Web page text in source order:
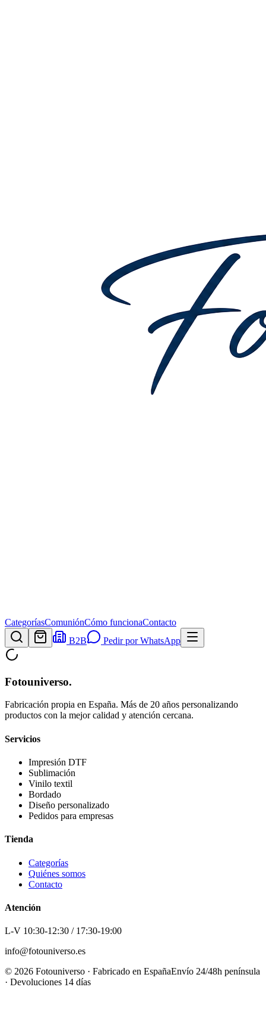
CategoríasComuniónCómo funcionaContacto
B2B
Pedir por WhatsApp
Fotouniverso.
Fabricación propia en España. Más de 20 años personalizando
productos con la mejor calidad y atención cercana.
Servicios
Impresión DTF
Sublimación
Vinilo textil
Bordado
Diseño personalizado
Pedidos para empresas
Tienda
Categorías
Quiénes somos
Contacto
Atención
L-V 10:30-12:30 / 17:30-19:00
info@fotouniverso.es
© 2026 Fotouniverso · Fabricado en EspañaEnvío 24/48h península
· Devoluciones 14 días